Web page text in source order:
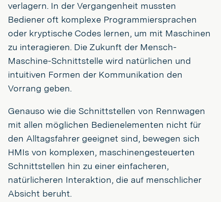
verlagern. In der Vergangenheit mussten
Bediener oft komplexe Programmiersprachen
oder kryptische Codes lernen, um mit Maschinen
zu interagieren. Die Zukunft der Mensch-
Maschine-Schnittstelle wird natürlichen und
intuitiven Formen der Kommunikation den
Vorrang geben.
Genauso wie die Schnittstellen von Rennwagen
mit allen möglichen Bedienelementen nicht für
den Alltagsfahrer geeignet sind, bewegen sich
HMIs von komplexen, maschinengesteuerten
Schnittstellen hin zu einer einfacheren,
natürlicheren Interaktion, die auf menschlicher
Absicht beruht.